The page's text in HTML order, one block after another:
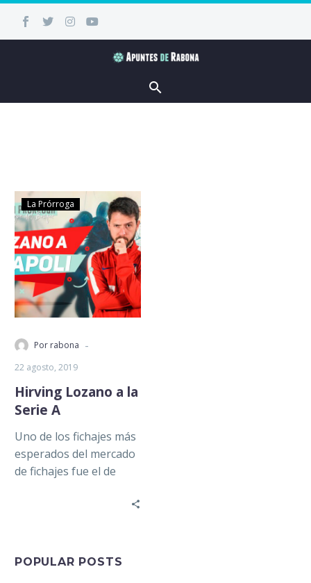
La Prórroga
Por rabona -
22 agosto, 2019
Hirving Lozano a la
Serie A
Uno de los fichajes más
esperados del mercado
de fichajes fue el de
POPULAR POSTS